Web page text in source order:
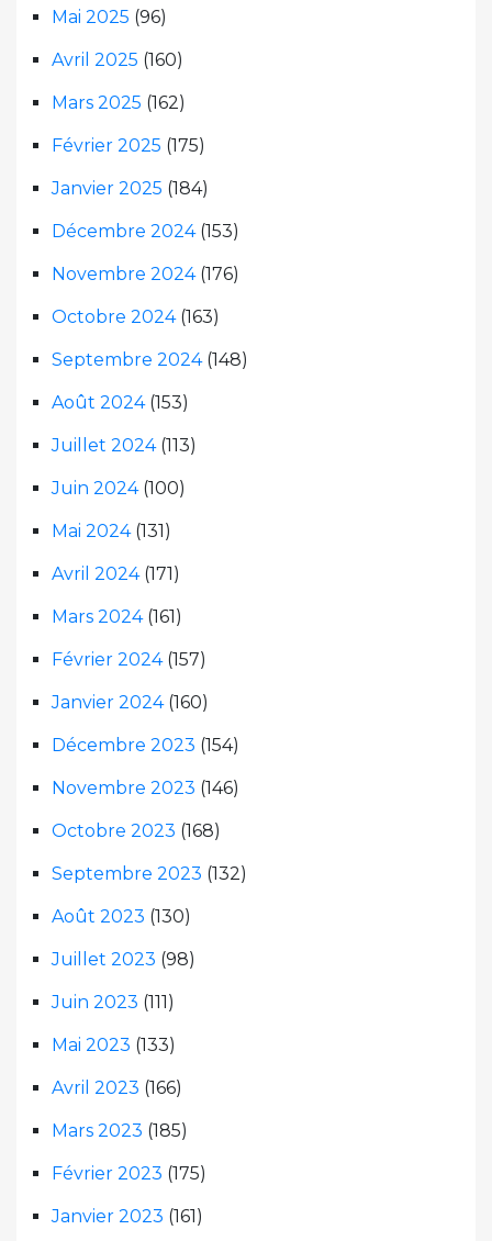
Mai 2025 (96)
Avril 2025 (160)
Mars 2025 (162)
Février 2025 (175)
Janvier 2025 (184)
Décembre 2024(153)
Novembre 2024(176)
Octobre 2024(163)
Septembre 2024(148)
Août 2024(153)
Juillet 2024(113)
Juin 2024(100)
Mai 2024(131)
Avril 2024(171)
Mars 2024(161)
Février 2024(157)
Janvier 2024(160)
Décembre 2023 (154)
Novembre 2023 (146)
Octobre 2023 (168)
Septembre 2023 (132)
Août 2023 (130)
Juillet 2023 (98)
Juin 2023 (111)
Mai 2023 (133)
Avril 2023 (166)
Mars 2023 (185)
Février 2023 (175)
Janvier 2023 (161)